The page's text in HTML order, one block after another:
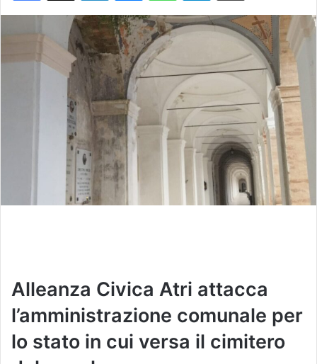
n
e
m
i
l
Alleanza Civica Atri attacca
l’amministrazione comunale per
lo stato in cui versa il cimitero